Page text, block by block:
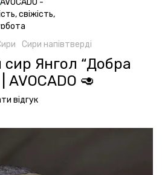
Сири напівтверді
сир Янгол “Добра
AVOCADO 🥑
відгук